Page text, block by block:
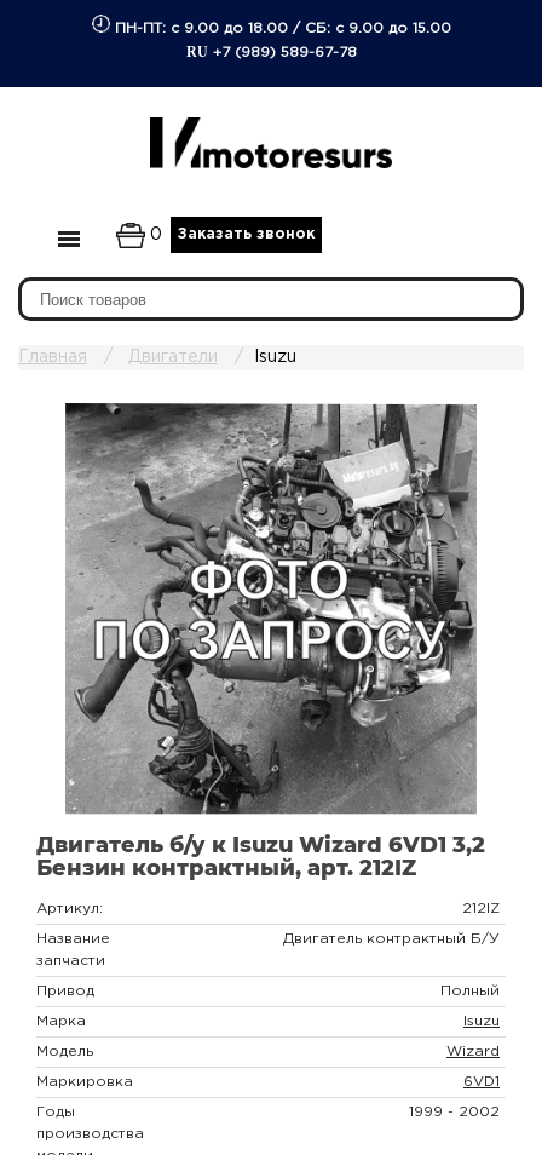
ПН-ПТ: с 9.00 до 18.00/ СБ: с 9.00 до 15.00
RU +7 (989) 589-67-78
0 Заказать звонок
Главная Двигатели Isuzu
Двигатель б/у к Isuzu Wizard 6VD1 3,2
Бензин контрактный, арт. 212IZ
Артикул: 212IZ
Название
запчасти
Двигатель контрактный Б/У
Привод Полный
Марка Isuzu
Модель Wizard
Маркировка 6VD1
Годы
производства
1999 - 2002